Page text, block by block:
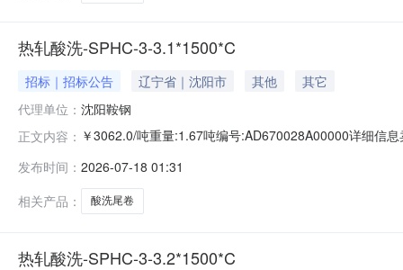
热轧酸洗-SPHC-3-3.1*1500*C
招标｜招标公告 辽宁省｜沈阳市 其他
其它
代理单位： 沈阳鞍钢
正文内容： ￥3062.0/吨重量:1.67吨编号:AD670028A00000详细信
产线名称:冷轧1#线锌层重量代码描述:上表面锌层重量
发布时间： 2026-07-18 01:31
相关产品：
酸洗尾卷
热轧酸洗-SPHC-3-3.2*1500*C